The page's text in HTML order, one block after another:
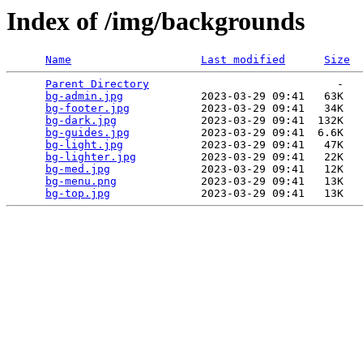
Index of /img/backgrounds
Name Last modified Size
Parent Directory
                             -
bg-admin.jpg
            2023-03-29 09:41   63K
bg-footer.jpg
           2023-03-29 09:41   34K
bg-dark.jpg
             2023-03-29 09:41  132K
bg-guides.jpg
           2023-03-29 09:41  6.6K
bg-light.jpg
            2023-03-29 09:41   47K
bg-lighter.jpg
          2023-03-29 09:41   22K
bg-med.jpg
              2023-03-29 09:41   12K
bg-menu.png
             2023-03-29 09:41   13K
bg-top.jpg